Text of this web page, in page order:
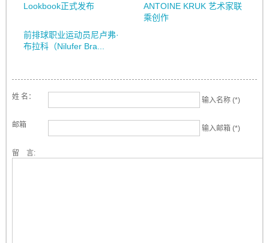
Lookbook正式发布
ANTOINE KRUK 艺术家联
乘创作
前排球职业运动员尼卢弗·
布拉科（Nilufer Bra...
姓 名： 输入名称 (*)
邮箱 输入邮箱 (*)
留 言: